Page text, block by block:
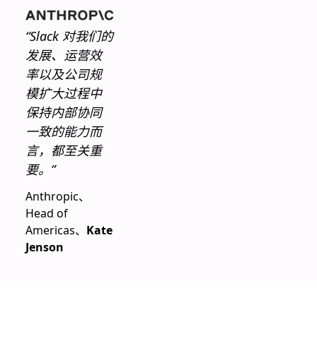
成。
能够直接在
Slack 中与客
户和供应商进
行实时对话。
电子邮件永远
做不到这一
点。
“Slack 对我们的
发展、运营效
率以及公司规
模扩大过程中
保持内部协同
一致的能力而
言，都至关重
要。”
Anthropic、
Head of
Americas、 Kate
Jenson